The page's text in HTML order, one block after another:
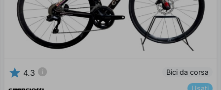
star 4.3 info
Bici da corsa